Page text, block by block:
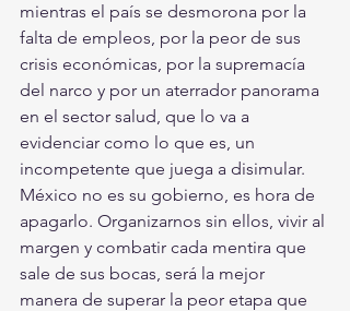
mientras el país se desmorona por la
falta de empleos, por la peor de sus
crisis económicas, por la supremacía
del narco y por un aterrador panorama
en el sector salud, que lo va a
evidenciar como lo que es, un
incompetente que juega a disimular.
México no es su gobierno, es hora de
apagarlo. Organizarnos sin ellos, vivir al
margen y combatir cada mentira que
sale de sus bocas, será la mejor
manera de superar la peor etapa que